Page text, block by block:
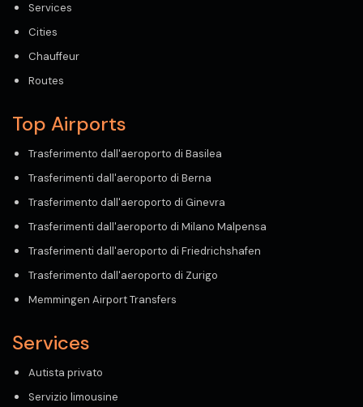
Services
Cities
Chauffeur
Routes
Top Airports
Trasferimento dall'aeroporto di Basilea
Trasferimenti dall'aeroporto di Berna
Trasferimento dall'aeroporto di Ginevra
Trasferimenti dall'aeroporto di Milano Malpensa
Trasferimenti dall'aeroporto di Friedrichshafen
Trasferimento dall'aeroporto di Zurigo
Memmingen Airport Transfers
Services
Autista privato
Servizio limousine